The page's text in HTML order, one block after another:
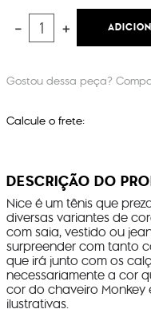
＋
－
Calcule o frete:
DESCRIÇÃO DO
Nice é um tênis que
diversas variantes de
com saia, vestido ou
surpreender com tanto
que irá junto com os
necessariamente a cor
cor do chaveiro Monkey
ilustrativas.